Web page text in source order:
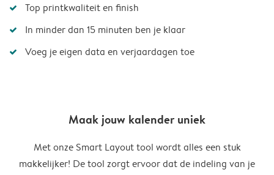
Top printkwaliteit en finish
In minder dan 15 minuten ben je klaar
Voeg je eigen data en verjaardagen toe
Maak jouw kalender uniek
Met onze Smart Layout tool wordt alles een stuk
makkelijker! De tool zorgt ervoor dat de indeling van je